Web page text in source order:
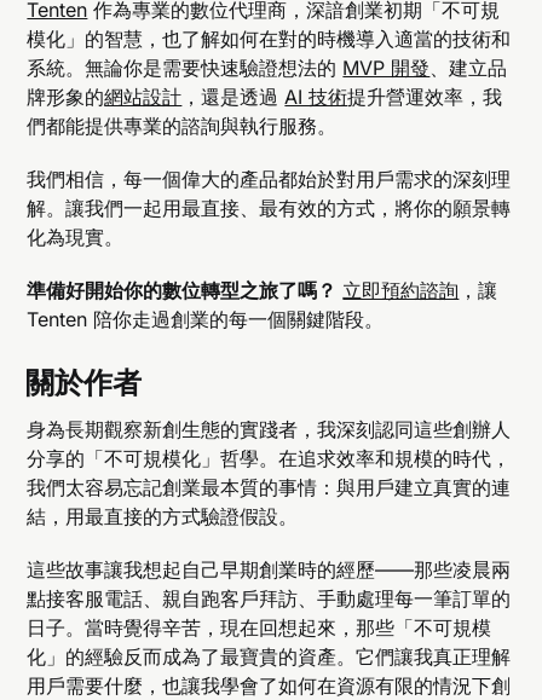
Tenten 作為專業的數位代理商，深諳創業初期「不可規
模化」的智慧，也了解如何在對的時機導入適當的技術和
系統。無論你是需要快速驗證想法的 MVP 開發 、建立品
牌形象的網站設計 ，還是透過 AI 技術提升營運效率，我
們都能提供專業的諮詢與執行服務。
我們相信，每一個偉大的產品都始於對用戶需求的深刻理
解。讓我們一起用最直接、最有效的方式，將你的願景轉
化為現實。
準備好開始你的數位轉型之旅了嗎？ 立即預約諮詢 ，讓
Tenten 陪你走過創業的每一個關鍵階段。
關於作者
身為長期觀察新創生態的實踐者，我深刻認同這些創辦人
分享的「不可規模化」哲學。在追求效率和規模的時代，
我們太容易忘記創業最本質的事情：與用戶建立真實的連
結，用最直接的方式驗證假設。
這些故事讓我想起自己早期創業時的經歷——那些凌晨兩
點接客服電話、親自跑客戶拜訪、手動處理每一筆訂單的
日子。當時覺得辛苦，現在回想起來，那些「不可規模
化」的經驗反而成為了最寶貴的資產。它們讓我真正理解
用戶需要什麼，也讓我學會了如何在資源有限的情況下創